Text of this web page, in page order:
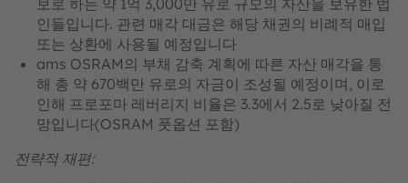
보로 하는 약 1억 3,000만 유로 규모의 자산을 보유한 법
인들입니다. 관련 매각 대금은 해당 채권의 비례적 매입
또는 상환에 사용될 예정입니다
ams OSRAM의 부채 감축 계획에 따른 자산 매각을 통
해 총 약 670백만 유로의 자금이 조성될 예정이며, 이로
인해 프로포마 레버리지 비율은 3.3에서 2.5로 낮아질 전
망입니다(OSRAM 풋옵션 포함)
전략적 재편: